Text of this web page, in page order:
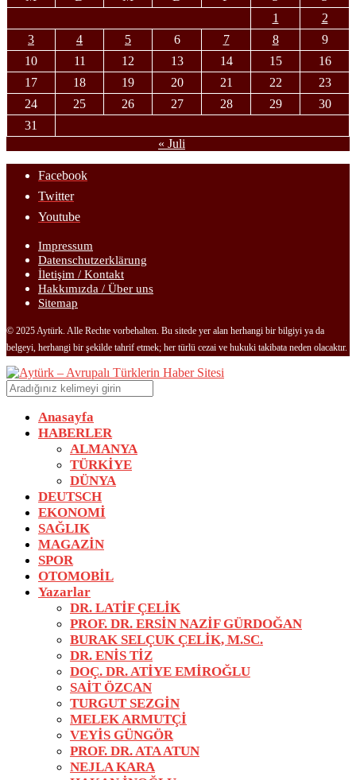
1
2
3
4 5 6 7 8
9
10
11 12 13 14 15
16
17
18 19 20 21 22
23
24
25 26 27 28 29
30
31
« Juli
Facebook
Twitter
Youtube
Impressum
Datenschutzerklärung
İletişim / Kontakt
Hakkımızda / Über uns
Sitemap
© 2025 Aytürk. Alle Rechte vorbehalten. Bu sitede yer alan herhangi bir bilgiyi ya da
belgeyi, herhangi bir şekilde tahrif etmek; her türlü cezai ve hukuki takibata neden olacaktır.
Anasayfa
HABERLER
ALMANYA
TÜRKİYE
DÜNYA
DEUTSCH
EKONOMİ
SAĞLIK
MAGAZİN
SPOR
OTOMOBİL
Yazarlar
DR. LATİF ÇELİK
PROF. DR. ERSİN NAZİF GÜRDOĞAN
BURAK SELÇUK ÇELİK, M.SC.
DR. ENİS TİZ
DOÇ. DR. ATİYE EMİROĞLU
SAİT ÖZCAN
TURGUT SEZGİN
MELEK ARMUTÇİ
VEYİS GÜNGÖR
PROF. DR. ATA ATUN
NEJLA KARA